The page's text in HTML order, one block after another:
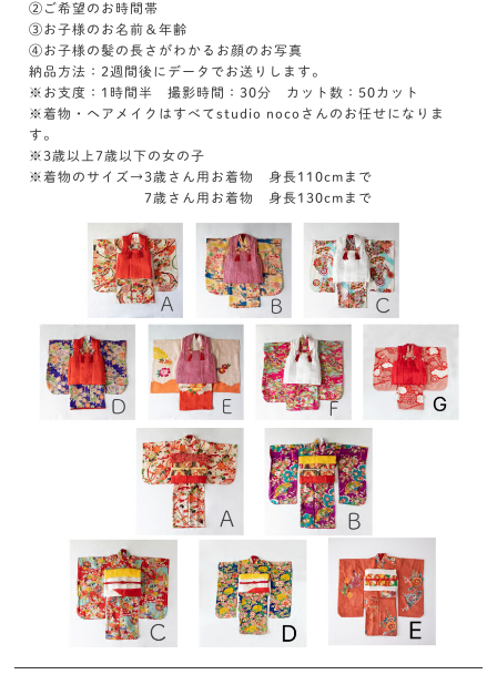
②ご希望のお時間帯
③お子様のお名前＆年齢
④お子様の髪の長さがわかるお顔のお写真
納品方法：2週間後にデータでお送りします。
※お支度：1時間半 撮影時間：30分 カット数：50カット
※着物・ヘアメイクはすべてstudio nocoさんのお任せになりま
す。
※3歳以上7歳以下の女の子
※着物のサイズ→3歳さん用お着物 身長110cmまで
7歳さん用お着物 身長130cmまで